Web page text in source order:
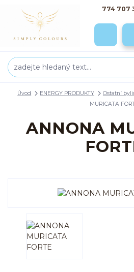
774 707
Úvod ENERGY PRODUKTY Ostatní
MURICATA
ANNONA